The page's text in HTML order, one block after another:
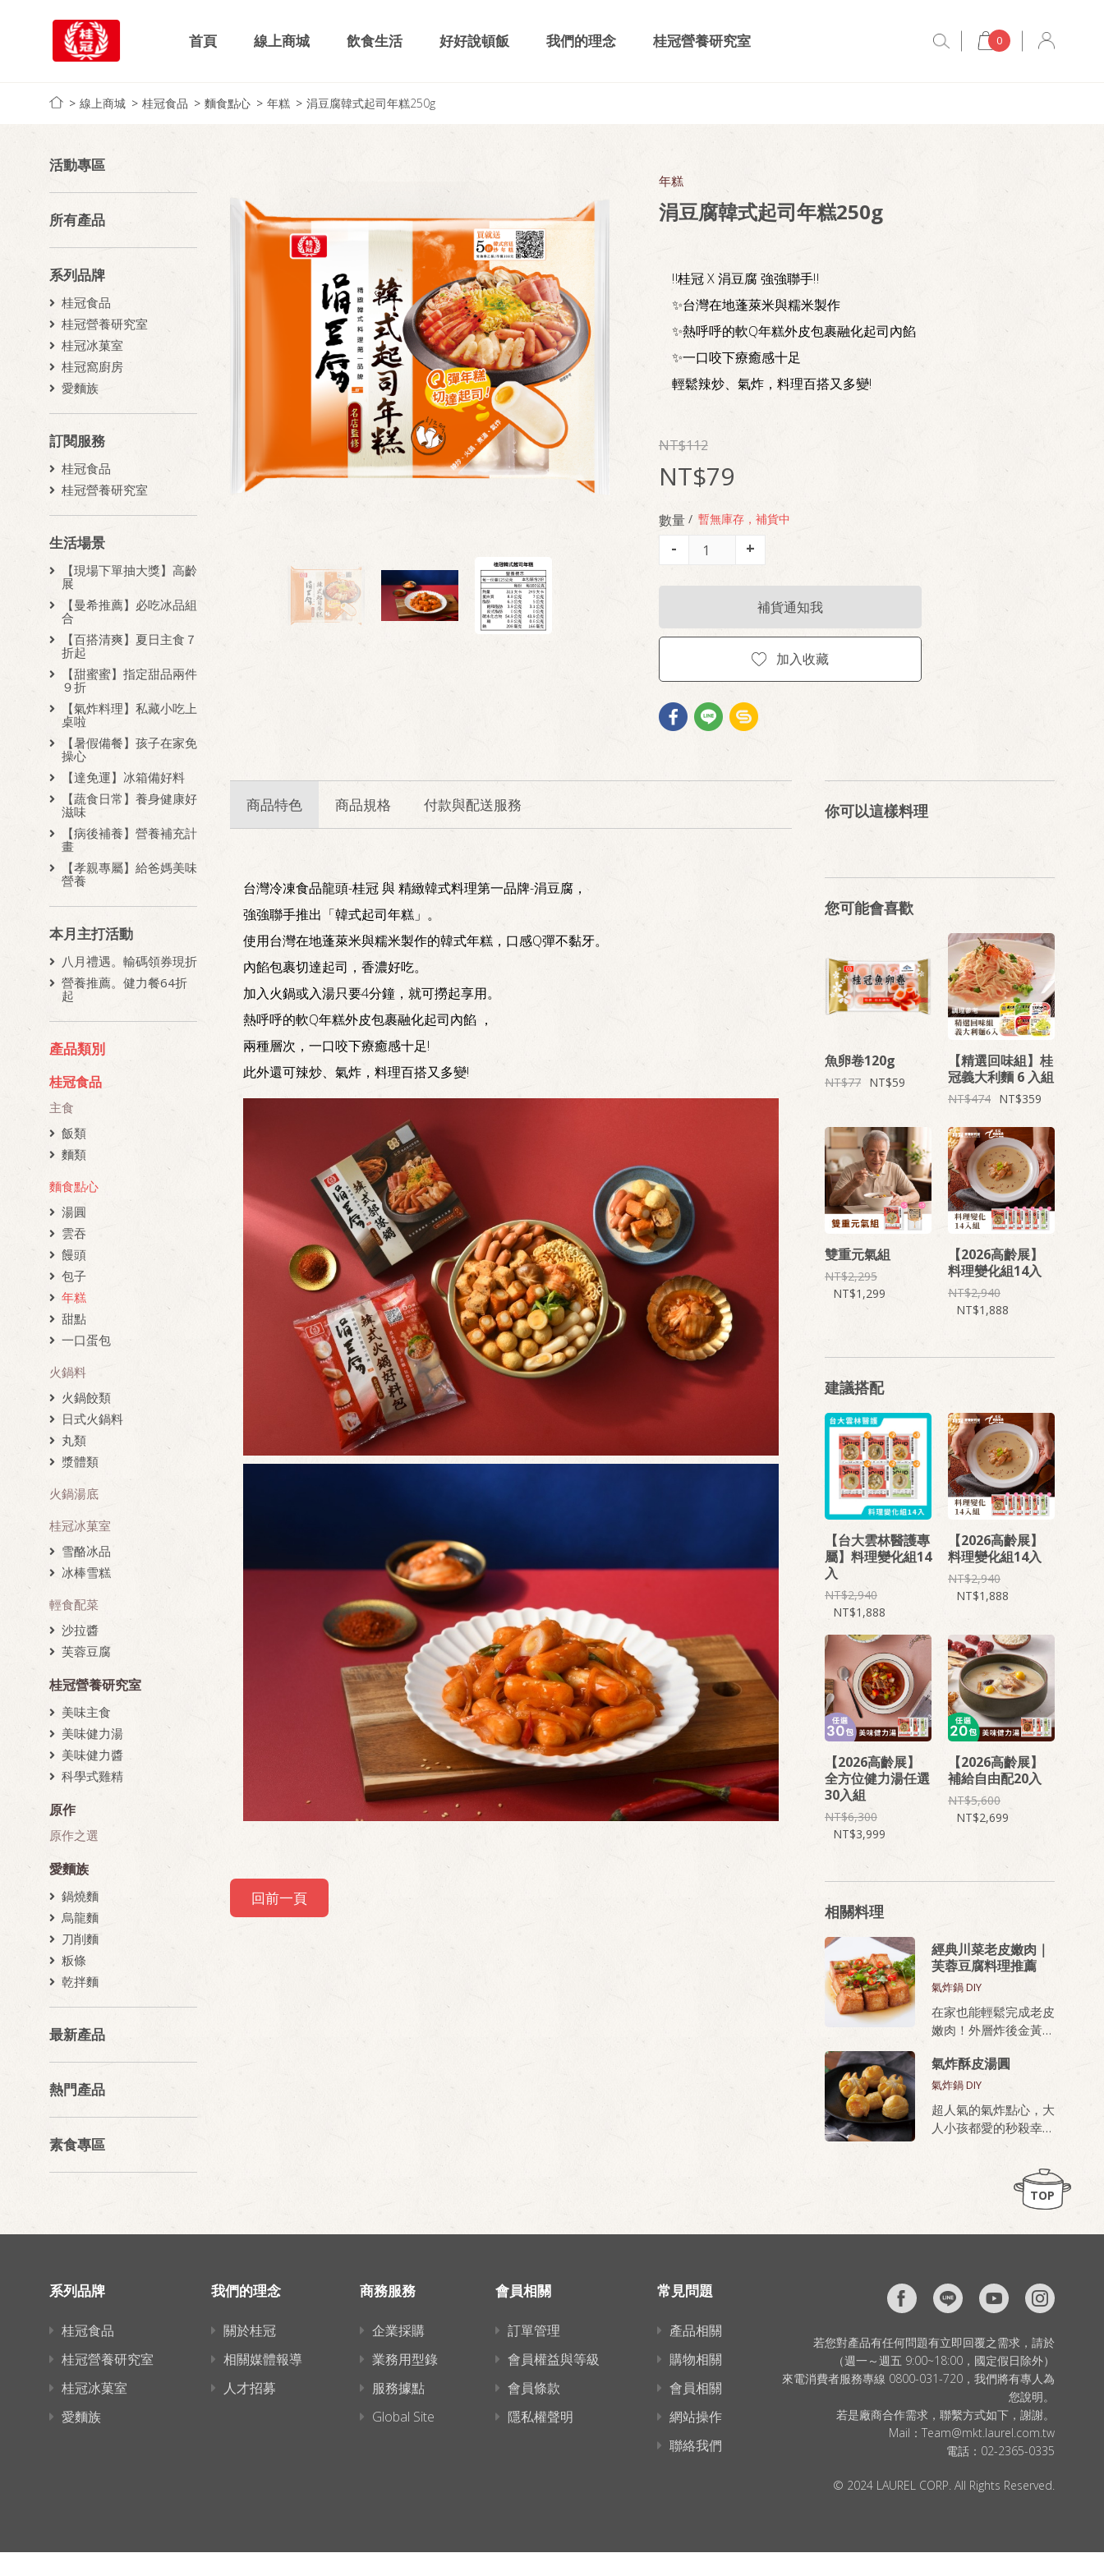
首頁 線上商城 飲食生活 好好說頓飯 我們的理念 桂冠營養研究室 0
線上商城 桂冠食品 麵食點心 年糕 涓豆腐韓式起司年糕250g
活動專區
所有產品
系列品牌
桂冠食品
桂冠營養研究室
桂冠冰菓室
桂冠窩廚房
愛麵族
訂閱服務
桂冠食品
桂冠營養研究室
生活場景
【現場下單抽大獎】高齡
展
【曼希推薦】必吃冰品組
合
【百搭清爽】夏日主食７
折起
【甜蜜蜜】指定甜品兩件
９折
【氣炸料理】私藏小吃上
桌啦
【暑假備餐】孩子在家免
操心
【達免運】冰箱備好料
【蔬食日常】養身健康好
滋味
【病後補養】營養補充計
畫
【孝親專屬】給爸媽美味
營養
本月主打活動
八月禮遇。輸碼領券現折
營養推薦。健力餐64折
起
產品類別
桂冠食品
主食
飯類
麵類
麵食點心
湯圓
雲吞
饅頭
包子
年糕
甜點
一口蛋包
火鍋料
火鍋餃類
日式火鍋料
丸類
漿體類
火鍋湯底
桂冠冰菓室
雪酪冰品
冰棒雪糕
輕食配菜
沙拉醬
芙蓉豆腐
桂冠營養研究室
美味主食
美味健力湯
美味健力醬
科學式雞精
原作
原作之選
愛麵族
鍋燒麵
烏龍麵
刀削麵
粄條
乾拌麵
最新產品
熱門產品
素食專區
年糕
涓豆腐韓式起司年糕250g
‼️桂冠 X 涓豆腐 強強聯手‼️
✨台灣在地蓬萊米與糯米製作
✨熱呼呼的軟Q年糕外皮包裹融化起司內餡
✨一口咬下療癒感十足
輕鬆辣炒、氣炸，料理百搭又多變!
112
79
數量 / 暫無庫存，補貨中
- +
補貨通知我
加入收藏
商品特色 商品規格 付款與配送服務
台灣冷凍食品龍頭-桂冠 與 精緻韓式料理第一品牌-涓豆腐，
強強聯手推出「韓式起司年糕」。
使用台灣在地蓬萊米與糯米製作的韓式年糕，口感Q彈不黏牙。
內餡包裹切達起司，香濃好吃。
加入火鍋或入湯只要4分鐘，就可撈起享用。
熱呼呼的軟Q年糕外皮包裹融化起司內餡 ，
兩種層次，一口咬下療癒感十足!
此外還可辣炒、氣炸，料理百搭又多變!
回前一頁
你可以這樣料理
您可能會喜歡
魚卵卷120g
77 59
【精選回味組】桂
冠義大利麵 6 入組
474 359
雙重元氣組
2,295
1,299
【2026高齡展】
料理變化組14入
2,940
1,888
建議搭配
【台大雲林醫護專
屬】料理變化組14
入
2,940
1,888
【2026高齡展】
料理變化組14入
2,940
1,888
【2026高齡展】
全方位健力湯任選
30入組
6,300
3,999
【2026高齡展】
補給自由配20入
5,600
2,699
相關料理
經典川菜老皮嫩肉｜
芙蓉豆腐料理推薦
氣炸鍋 DIY
在家也能輕鬆完成老皮
嫩肉！外層炸後金黃酥
厚，無論油炸或氣炸都
好上手，新手也能做出
餐廳級美味。
桂冠芙蓉豆腐，就是做
氣炸酥皮湯圓
氣炸鍋 DIY
超人氣的氣炸點心，大
人小孩都愛的秒殺幸福
TOP
系列品牌
桂冠食品
桂冠營養研究室
桂冠冰菓室
愛麵族
我們的理念
關於桂冠
相關媒體報導
人才招募
商務服務
企業採購
業務用型錄
服務據點
Global Site
會員相關
訂單管理
會員權益與等級
會員條款
隱私權聲明
常見問題
產品相關
購物相關
會員相關
網站操作
聯絡我們
若您對產品有任何問題有立即回覆之需求，請於
（週一～週五 9:00~18:00，國定假日除外）
來電消費者服務專線 0800-031-720，我們將有專人為
您說明。
若是廠商合作需求，聯繫方式如下，謝謝。
Mail： Team@mkt.laurel.com.tw
電話： 02-2365-0335
© 2024 LAUREL CORP. All Rights Reserved.